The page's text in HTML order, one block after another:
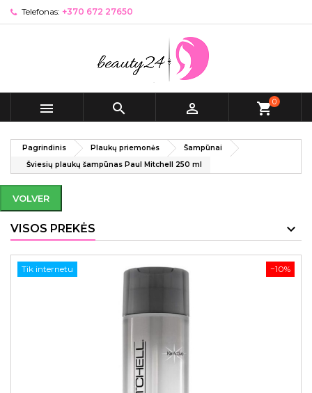
Telefonas: +370 672 27650
   shopping_cart0
Pagrindinis Plaukų priemonės
Šampūnai
Šviesių plaukų šampūnas Paul Mitchell 250 ml
VOLVER
VISOS PREKĖS
−10%
Tik internetu